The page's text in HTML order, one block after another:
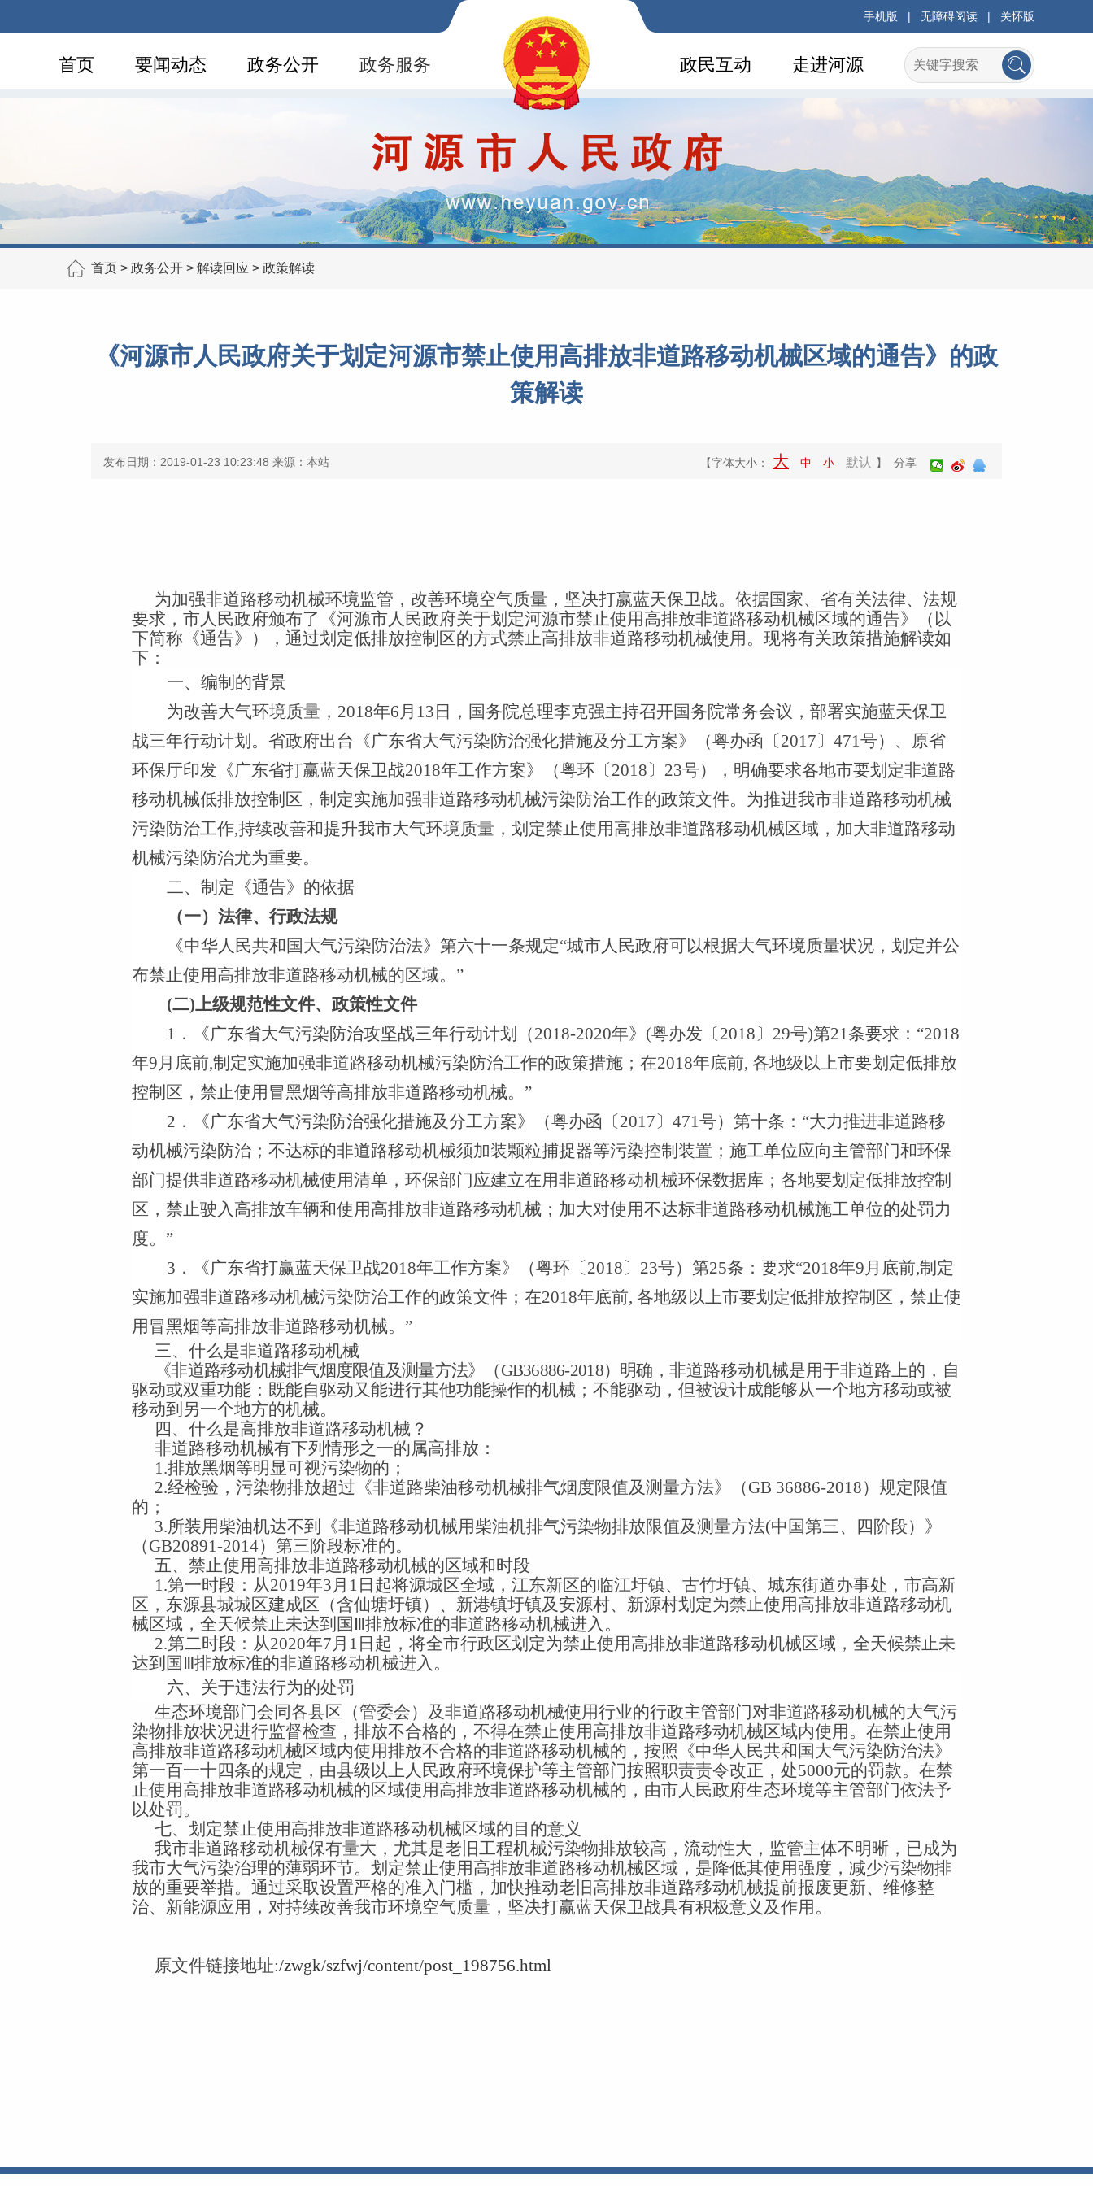
手机版 | 无障碍阅读 | 关怀版
首页 要闻动态 政务公开 政务服务 走进河源
政民互动
首页 > 政务公开 > 解读回应 > 政策解读
《河源市人民政府关于划定河源市禁止使用高排放非道路移动机械区域的通告》的政
策解读
发布日期：2019-01-23 10:23:48 来源：本站 【字体大小： 大 中 小 默认 】 分享
为加强非道路移动机械环境监管，改善环境空气质量，坚决打赢蓝天保卫战。依据国家、省有关法律、法规
要求，市人民政府颁布了《河源市人民政府关于划定河源市禁止使用高排放非道路移动机械区域的通告》（以
下简称《通告》），通过划定低排放控制区的方式禁止高排放非道路移动机械使用。现将有关政策措施解读如
下：
一、编制的背景
为改善大气环境质量， 2018年6月 13 日，国务院总理李克强主持召开国务院常务会议，部署实施蓝天保卫
战三年行动计划。省政府出台《广东省大气污染防治强化措施及分工方案》（粤办函〔2017〕 471号）、原省
环保厅印发《广东省打赢蓝天保卫战2018年工作方案》（粤环〔2018〕 23号），明确要求各地市要划定非道路
移动机械低排放控制区，制定实施加强非道路移动机械污染防治工作的政策文件。为推进我市非道路移动机械
污染防治工作,持续改善和提升我市大气环境质量，划定禁止使用高排放非道路移动机械区域，加大非道路移动
机械污染防治尤为重要。
二、制定《通告》的依据
（一）法律、行政法规
《中华人民共和国大气污染防治法》第六十一条规定“城市人民政府可以根据大气环境质量状况，划定并公
布禁止使用高排放非道路移动机械的区域。”
(二)上级规范性文件、政策性文件
1 ．《广东省大气污染防治攻坚战三年行动计划（2018-2020年》 (粤办发〔2018〕 29号)第21条要求：“2018
年9月底前,制定实施加强非道路移动机械污染防治工作的政策措施；在2018年底前, 各地级以上市要划定低排放
控制区，禁止使用冒黑烟等高排放非道路移动机械。”
2 ．《广东省大气污染防治强化措施及分工方案》（粤办函〔2017〕 471号）第十条：“大力推进非道路移
动机械污染防治；不达标的非道路移动机械须加装颗粒捕捉器等污染控制装置；施工单位应向主管部门和环保
部门提供非道路移动机械使用清单，环保部门应建立在用非道路移动机械环保数据库；各地要划定低排放控制
区，禁止驶入高排放车辆和使用高排放非道路移动机械；加大对使用不达标非道路移动机械施工单位的处罚力
度。”
3 ．《广东省打赢蓝天保卫战2018年工作方案》（粤环〔2018〕 23号）第25条：要求“2018年9月底前,制定
实施加强非道路移动机械污染防治工作的政策文件；在2018年底前, 各地级以上市要划定低排放控制区，禁止使
用冒黑烟等高排放非道路移动机械。”
三、什么是非道路移动机械
《非道路移动机械排气烟度限值及测量方法》（GB36886-2018）明确， 非道路移动机械是用于非道路上的，自
驱动或双重功能：既能自驱动又能进行其他功能操作的机械；不能驱动，但被设计成能够从一个地方移动或被
移动到另一个地方的机械。
四、什么是高排放非道路移动机械？
非道路移动机械有下列情形之一的属高排放：
1.排放黑烟等明显可视污染物的；
2.经检验，污染物排放超过《非道路柴油移动机械排气烟度限值及测量方法》（GB 36886-2018）规定限值
的；
3.所装用柴油机达不到《非道路移动机械用柴油机排气污染物排放限值及测量方法(中国第三、四阶段）》
（GB20891-2014）第三阶段标准的。
五、禁止使用高排放非道路移动机械的区域和时段
1.第一时段：从2019年3月 1 日起将源城区全域，江东新区的临江圩镇、古竹圩镇、城东街道办事处，市高新
区，东源县城城区建成区（含仙塘圩镇）、新港镇圩镇及安源村、新源村划定为禁止使用高排放非道路移动机
械区域，全天候禁止未达到国Ⅲ排放标准的非道路移动机械进入。
2.第二时段：从2020年7月 1 日起，将全市行政区划定为禁止使用高排放非道路移动机械区域，全天候禁止未
达到国Ⅲ排放标准的非道路移动机械进入。
六、关于违法行为的处罚
生态环境部门会同各县区（管委会）及非道路移动机械使用行业的行政主管部门对非道路移动机械的大气污
染物排放状况进行监督检查，排放不合格的，不得在禁止使用高排放非道路移动机械区域内使用。在禁止使用
高排放非道路移动机械区域内使用排放不合格的非道路移动机械的，按照《中华人民共和国大气污染防治法》
第一百一十四条的规定，由县级以上人民政府环境保护等主管部门按照职责责令改正，处5000元的罚款。在禁
止使用高排放非道路移动机械的区域使用高排放非道路移动机械的，由市人民政府生态环境等主管部门依法予
以处罚。
七、划定禁止使用高排放非道路移动机械区域的目的意义
我市非道路移动机械保有量大，尤其是老旧工程机械污染物排放较高，流动性大，监管主体不明晰，已成为
我市大气污染治理的薄弱环节。划定禁止使用高排放非道路移动机械区域，是降低其使用强度，减少污染物排
放的重要举措。通过采取设置严格的准入门槛，加快推动老旧高排放非道路移动机械提前报废更新、维修整
治、新能源应用，对持续改善我市环境空气质量，坚决打赢蓝天保卫战具有积极意义及作用。
原文件链接地址:/zwgk/szfwj/content/post_198756.html